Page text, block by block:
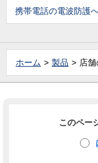
携帯電話の電波防護
ホーム 製品 店
このペー